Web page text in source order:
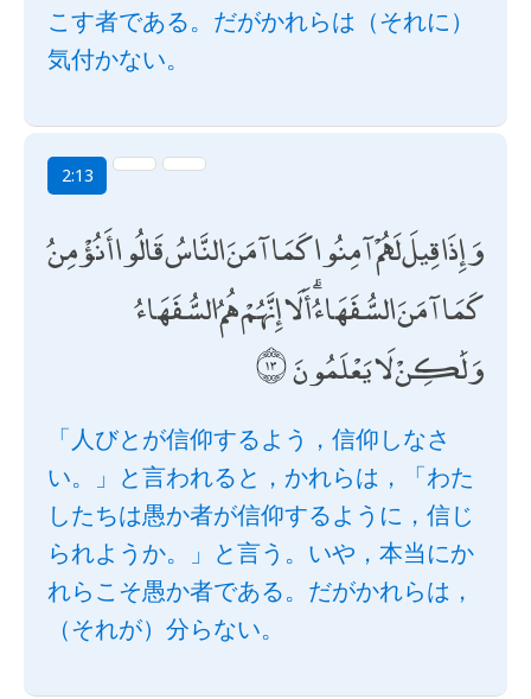
こす者である。だがかれらは（それに）
気付かない。
2:13
وَإِذَا قِيلَ لَهُمْ آمِنُوا كَمَا آمَنَ النَّاسُ قَالُوا أَنُؤْمِنُ
كَمَا آمَنَ السُّفَهَاءُ ۗ أَلَا إِنَّهُمْ هُمُ السُّفَهَاءُ
وَلَٰكِنْ لَا يَعْلَمُونَ
「人びとが信仰するよう，信仰しなさ
い。」と言われると，かれらは，「わた
したちは愚か者が信仰するように，信じ
られようか。」と言う。いや，本当にか
れらこそ愚か者である。だがかれらは，
（それが）分らない。